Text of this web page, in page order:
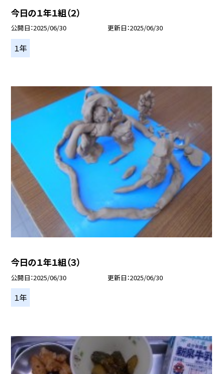
今日の１年１組（２）
公開日 2025/06/30 更新日 2025/06/30
１年
今日の１年１組（３）
公開日 2025/06/30 更新日 2025/06/30
１年